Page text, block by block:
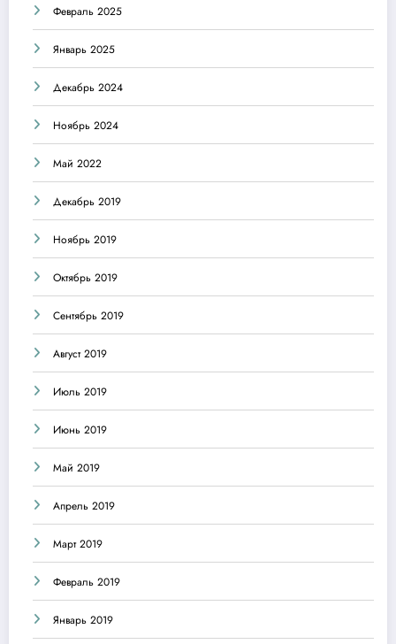
Февраль 2025
Январь 2025
Декабрь 2024
Ноябрь 2024
Май 2022
Декабрь 2019
Ноябрь 2019
Октябрь 2019
Сентябрь 2019
Август 2019
Июль 2019
Июнь 2019
Май 2019
Апрель 2019
Март 2019
Февраль 2019
Январь 2019